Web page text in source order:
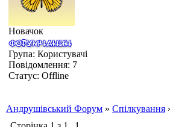
Новачок
Група: Користувачі
Повідомлення: 7
Статус: Offline
Андрушівський Форум » Спілкування